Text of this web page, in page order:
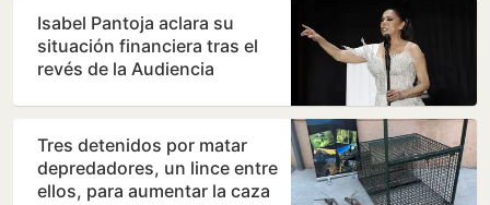
Isabel Pantoja aclara su
situación financiera tras el
revés de la Audiencia
Tres detenidos por matar
depredadores, un lince entre
ellos, para aumentar la caza